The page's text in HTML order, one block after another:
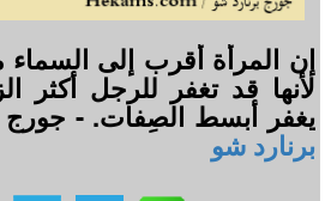
إن المرأة أقرب إلى السماء
لأنها قد تغفر للرجل أكثر
يغفر أبسط الصِفات. - جورج
برنارد شو